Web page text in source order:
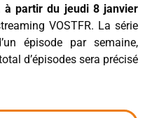
partir du jeudi 8 janvier
VOSTFR. La série
épisode par semaine,
d’épisodes sera précisé